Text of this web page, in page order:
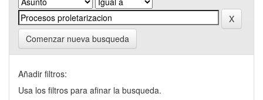
Comenzar nueva busqueda
Añadir filtros:
Usa los filtros para afinar la busqueda.